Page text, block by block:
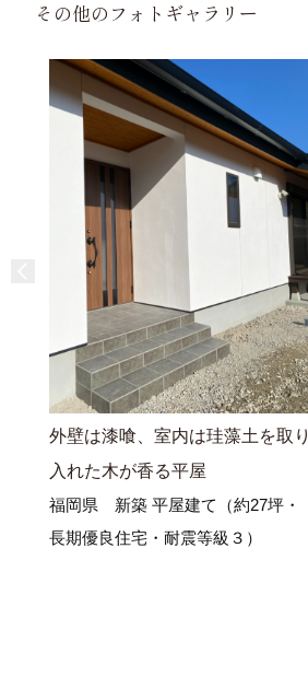
その他のフォトギャラリー
外壁は漆喰、室内は珪藻土を取り
入れた木が香る平屋
福岡県 新築 平屋建て（約27坪・
長期優良住宅・耐震等級３）